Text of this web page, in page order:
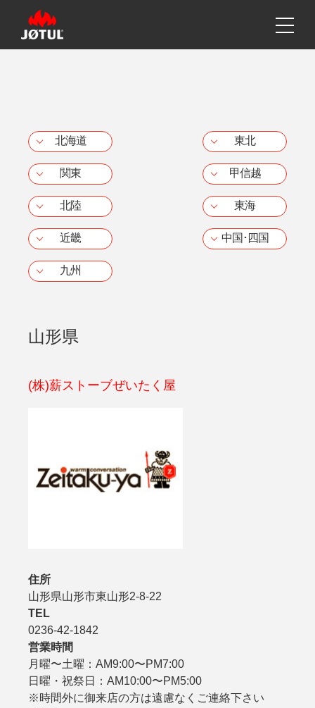
北海道 東北
関東 甲信越
北陸 東海
近畿 中国･四国
九州
山形県
(株)薪ストーブぜいたく屋
住所
山形県山形市東山形2-8-22
TEL
0236-42-1842
営業時間
月曜〜土曜：AM9:00〜PM7:00
日曜・祝祭日：AM10:00〜PM5:00
※時間外に御来店の方は遠慮なくご連絡下さい